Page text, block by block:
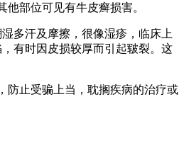
部位可见有牛皮癣损害。
多汗及摩擦，很像湿疹，临床上
有时因皮损较厚而引起皲裂。这
防止受骗上当，耽搁疾病的治疗或